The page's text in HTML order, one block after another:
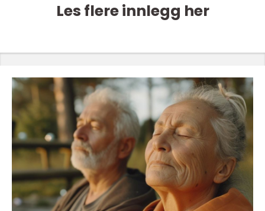
Les flere innlegg her